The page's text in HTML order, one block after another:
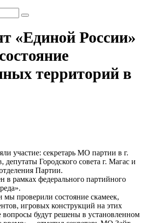
«Единой России»
территорий в
участие: секретарь МО партии в г.
Городского совета г. Магас и
Партии.
в рамках федерального партийного
мы проверили состояние скамеек,
игровых конструкций на этих
будут решены в установленном